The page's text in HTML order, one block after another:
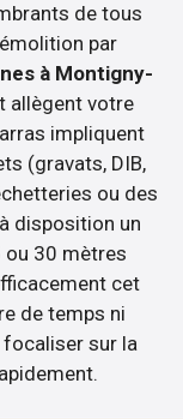
de tous
par
à Montigny-
allègent votre
impliquent
(gravats, DIB,
ou des
disposition un
ou 30 mètres
cet
de temps ni
focaliser sur la